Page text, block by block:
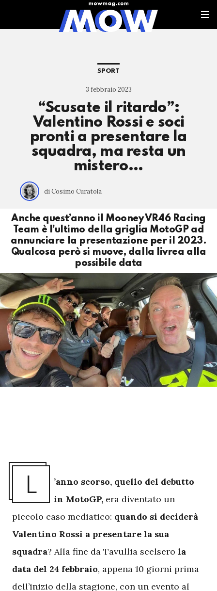
SPORT
3 febbraio 2023
“Scusate il ritardo”:
Valentino Rossi e soci
pronti a presentare la
squadra, ma resta un
mistero…
di Cosimo Curatola
Anche quest’anno il Mooney VR46 Racing
Team è l’ultimo della griglia MotoGP ad
annunciare la presentazione per il 2023.
Qualcosa però si muove, dalla livrea alla
possibile data
L
’anno scorso, quello del debutto
in MotoGP, era diventato un
piccolo caso mediatico: quando si deciderà
Valentino Rossi a presentare la sua
squadra? Alla fine da Tavullia scelsero la
data del 24 febbraio, appena 10 giorni prima
dell’inizio della stagione, con un evento al